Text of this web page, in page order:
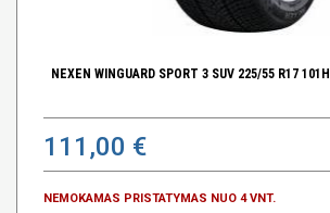
NEXEN WINGUARD SPORT 3 SUV 225/55 R17 101H
111,00 €
NEMOKAMAS PRISTATYMAS NUO 4 VNT.